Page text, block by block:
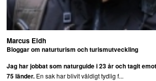
Marcus Eldh
Bloggar om naturturism och turismutveckling
Jag har jobbat som naturguide i 23 år och tagit
75 länder.En sak har blivit väldigt tydlig f...